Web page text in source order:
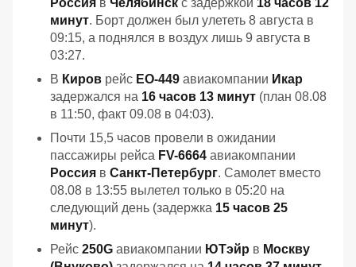
минут. Борт должен был улететь 8 августа в
09:15, а поднялся в воздух лишь 9 августа в
03:27.
В Киров рейс EO-449 авиакомпании Икар
задержался на 16 часов 13 минут (план 08.08
в 11:50, факт 09.08 в 04:03).
Почти 15,5 часов провели в ожидании
пассажиры рейса FV-6664 авиакомпании
Россия в Санкт-Петербург. Самолет вместо
08.08 в 13:55 вылетел только в 05:20 на
следующий день (задержка 15 часов 25
минут).
Рейс 250G авиакомпании ЮТэйр в Москву